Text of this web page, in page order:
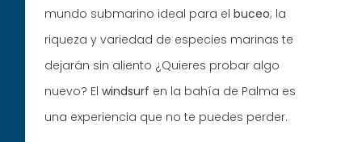
mundo submarino ideal para elbuceo; la
riqueza y variedad de especies marinas te
dejarán sin aliento ¿Quieres probar algo
nuevo? Elwindsurf en la bahía de Palma es
una experiencia que no te puedes perder.